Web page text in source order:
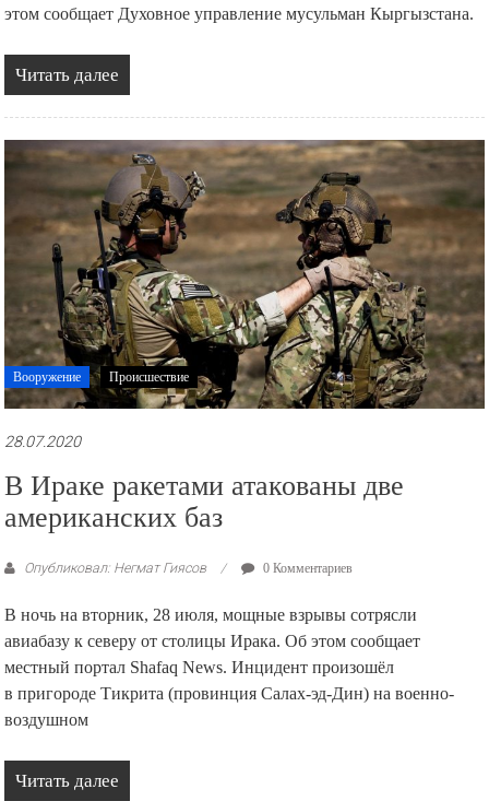
этом сообщает Духовное управление мусульман Кыргызстана.
Читать далее
Вооружение Происшествие
28.07.2020
В Ираке ракетами атакованы две
американских баз
Опубликовал: Негмат Гиясов 0 Комментариев
В ночь на вторник, 28 июля, мощные взрывы сотрясли
авиабазу к северу от столицы Ирака. Об этом сообщает
местный портал Shafaq News. Инцидент произошёл
в пригороде Тикрита (провинция Салах-эд-Дин) на военно-
воздушном
Читать далее